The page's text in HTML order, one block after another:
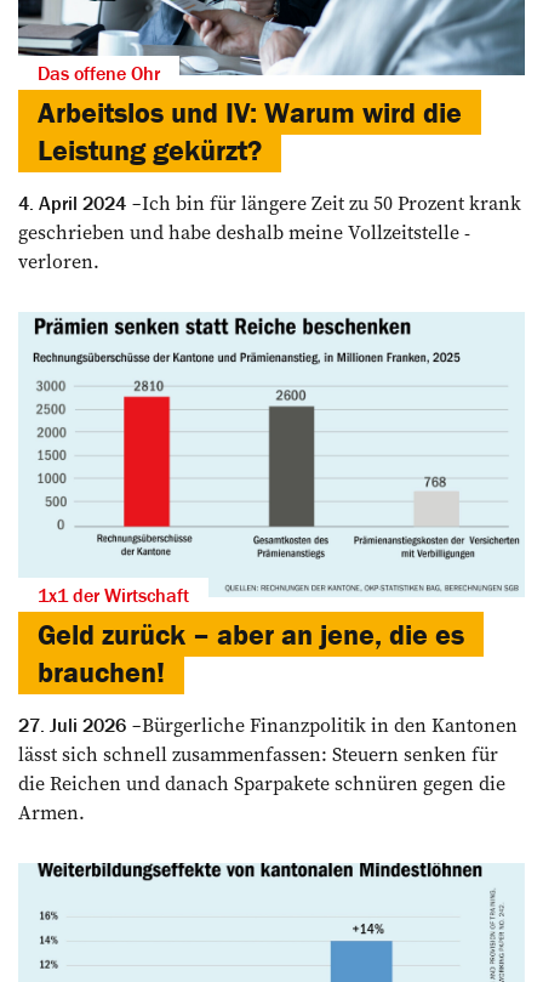
Das offene Ohr
Arbeitslos und IV: Warum wird die
Leistung gekürzt?
4. April 2024
Ich bin für längere Zeit zu 50 ­Prozent krank
geschrieben und habe deshalb meine Vollzeitstelle ­
verloren.
1x1 der Wirtschaft
Geld zurück – aber an jene, die es
brauchen!
27. Juli 2026
Bürgerliche Finanzpolitik in den Kantonen
lässt sich schnell zusammenfassen: Steuern senken für
die Reichen und danach Sparpakete schnüren gegen die
Armen.